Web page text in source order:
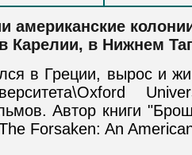
американские
Карелии, в Нижнем
в Греции, вырос и
Автор книги
Forsaken: An